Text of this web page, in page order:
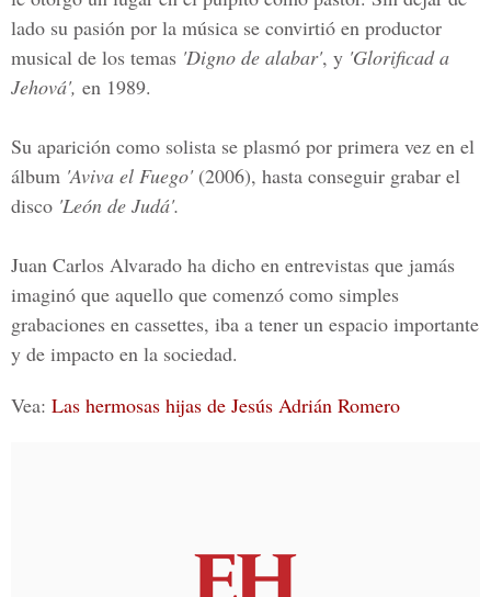
lado su pasión por la música se convirtió en productor
musical de los temas 'Digno de alabar', y 'Glorificad a
Jehová', en 1989.
Su aparición como solista se plasmó por primera vez en el
álbum 'Aviva el Fuego'(2006), hasta conseguir grabar el
disco 'León de Judá'.
Juan Carlos Alvarado ha dicho en entrevistas que jamás
imaginó que aquello que comenzó como simples
grabaciones en cassettes, iba a tener un espacio importante
y de impacto en la sociedad.
Vea: Las hermosas hijas de Jesús Adrián Romero